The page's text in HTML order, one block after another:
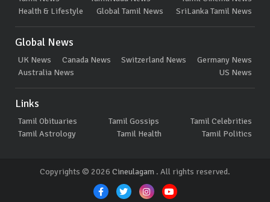
Health & Lifestyle
Global Tamil News SriLanka Tamil News
Global News
UK News Canada News Switzerland News
Germany News
Australia News
US News
Links
Tamil Obituaries Tamil Gossips
Tamil Celebrities
Tamil Astrology
Tamil Health Tamil Politics
Copyrights © 2026 Cineulagam . All rights reserved.